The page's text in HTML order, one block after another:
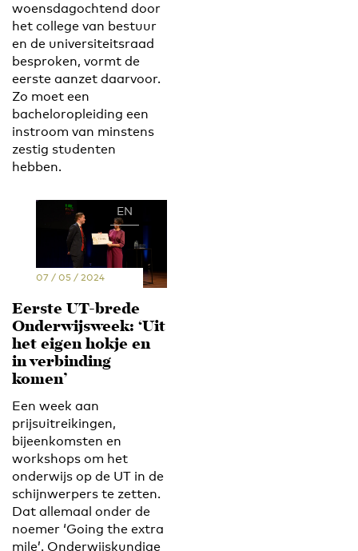
woensdagochtend door
het college van bestuur
en de universiteitsraad
besproken, vormt de
eerste aanzet daarvoor.
Zo moet een
bacheloropleiding een
instroom van minstens
zestig studenten
hebben.
EN
07 / 05 / 2024
Eerste UT-brede
Onderwijsweek: ‘Uit
het eigen hokje en
in verbinding
komen’
Een week aan
prijsuitreikingen,
bijeenkomsten en
workshops om het
onderwijs op de UT in de
schijnwerpers te zetten.
Dat allemaal onder de
noemer ‘Going the extra
mile’. Onderwijskundige